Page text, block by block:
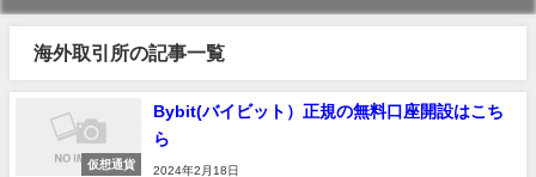
海外取引所の記事一覧
仮想通貨
Bybit(バイビット）正規の無料口座開設はこち
ら
2024年2月18日